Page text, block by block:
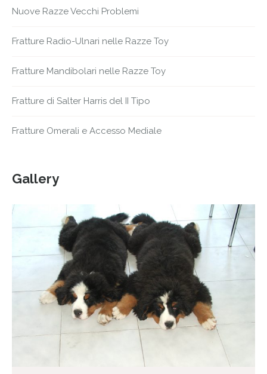
Nuove Razze Vecchi Problemi
Fratture Radio-Ulnari nelle Razze Toy
Fratture Mandibolari nelle Razze Toy
Fratture di Salter Harris del II Tipo
Fratture Omerali e Accesso Mediale
Gallery